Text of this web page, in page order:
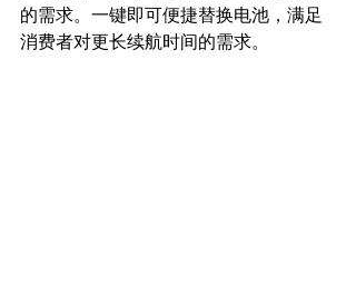
的需求。一键即可便捷替换电池，满足
消费者对更长续航时间的需求。